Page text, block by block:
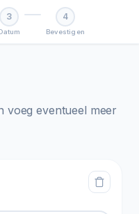
3 4
Bevestigen
voeg eventueel meer